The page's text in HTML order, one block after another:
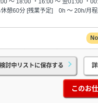
休憩60分 [残業予定] 0h ～ 20h/月
検討中リストに保存する
このお